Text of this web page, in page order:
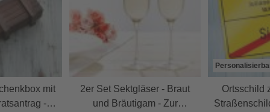
mit
-
2er Set Sektgläser - Braut
und Bräutigam - Zur
Ortsschild